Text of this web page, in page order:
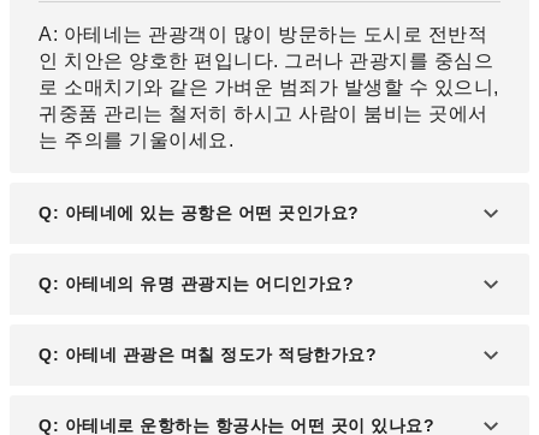
A: 아테네는 관광객이 많이 방문하는 도시로 전반적
인 치안은 양호한 편입니다. 그러나 관광지를 중심으
로 소매치기와 같은 가벼운 범죄가 발생할 수 있으니,
귀중품 관리는 철저히 하시고 사람이 붐비는 곳에서
는 주의를 기울이세요.
Q: 아테네에 있는 공항은 어떤 곳인가요?
A: 아테네에는 엘레프테리오스 베니젤로스 국제공항
시를 연결하는 허브 공항 역할을 합니다.
Q: 아테네의 유명 관광지는 어디인가요?
A: 아테네를 대표하는 관광 명소로는 고대 유적지인
국립 고고학 박물관 등 볼거리가 많습니다.
Q: 아테네 관광은 며칠 정도가 적당한가요?
A: 주요 관광지만 둘러본다면 하루 정도로 충분하지
Q: 아테네로 운항하는 항공사는 어떤 곳이 있나요?